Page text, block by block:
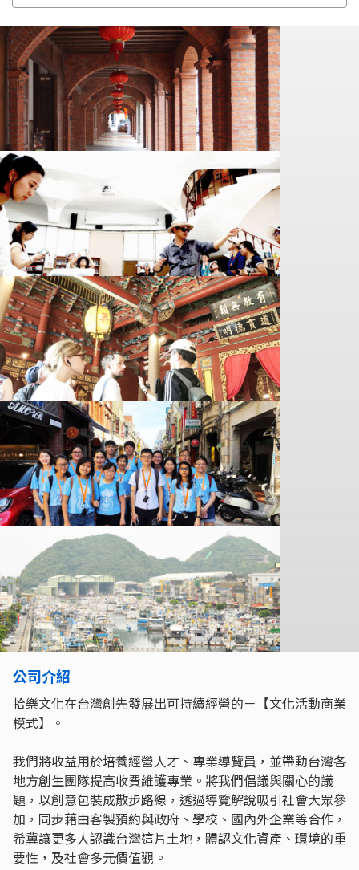
公司介紹
拾樂文化在台灣創先發展出可持續經營的－【文化活動商業
模式】。
我們將收益用於培養經營人才、專業導覽員，並帶動台灣各
地方創生團隊提高收費維護專業。將我們倡議與關心的議
題，以創意包裝成散步路線，透過導覽解說吸引社會大眾參
加，同步藉由客製預約與政府、學校、國內外企業等合作，
希冀讓更多人認識台灣這片土地，體認文化資產、環境的重
要性，及社會多元價值觀。